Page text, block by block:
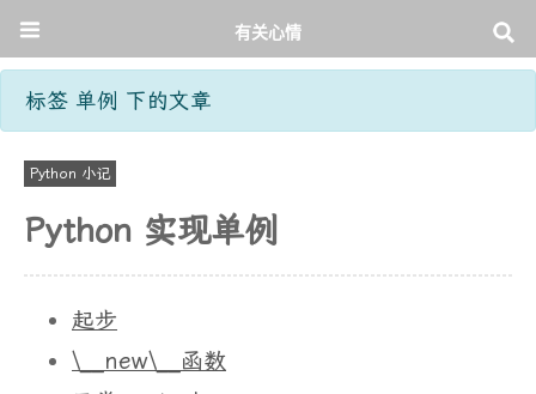
有关心情
标签 单例 下的文章
Python 小记
Python 实现单例
起步
\__new\__函数